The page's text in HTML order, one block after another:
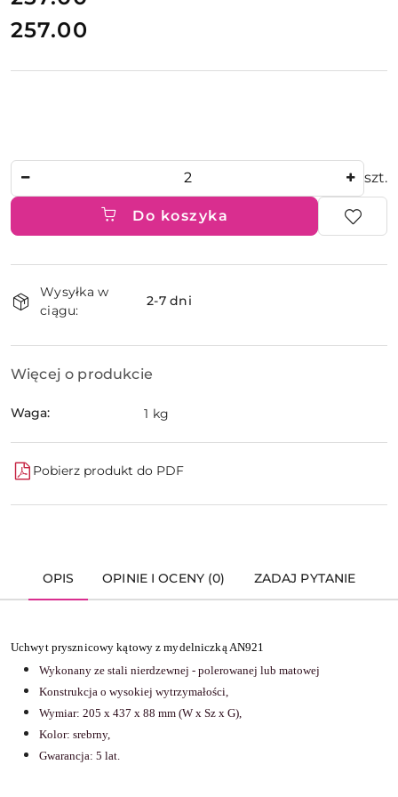
Cena:
257.00
szt.
Do koszyka
i
dostawa
Wysyłka w
ciągu:
2-7 dni
Więcej o produkcie
Waga: 1 kg
Pobierz produkt do PDF
OPIS OPINIE I OCENY (0) ZADAJ PYTANIE
Uchwyt prysznicowy kątowy z mydelniczką AN921
Wykonany ze stali nierdzewnej - polerowanej lub matowej
Konstrukcja o wysokiej wytrzymałości,
Wymiar: 205 x 437 x 88 mm (W x Sz x G),
Kolor: srebrny,
Gwarancja: 5 lat.